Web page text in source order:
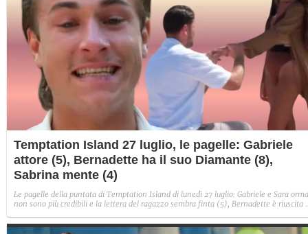
Temptation Island 27 luglio, le pagelle: Gabriele
attore (5), Bernadette ha il suo Diamante (8),
Sabrina mente (4)
Le pagelle della puntata di Temptation Island di lunedì 27 luglio: Gabriele e Sara
non sono più credibili e la lettera del ragazzo sembra finta (5), Bernadette è riuscita
Giovanni che se stessa in un solo momento (4).